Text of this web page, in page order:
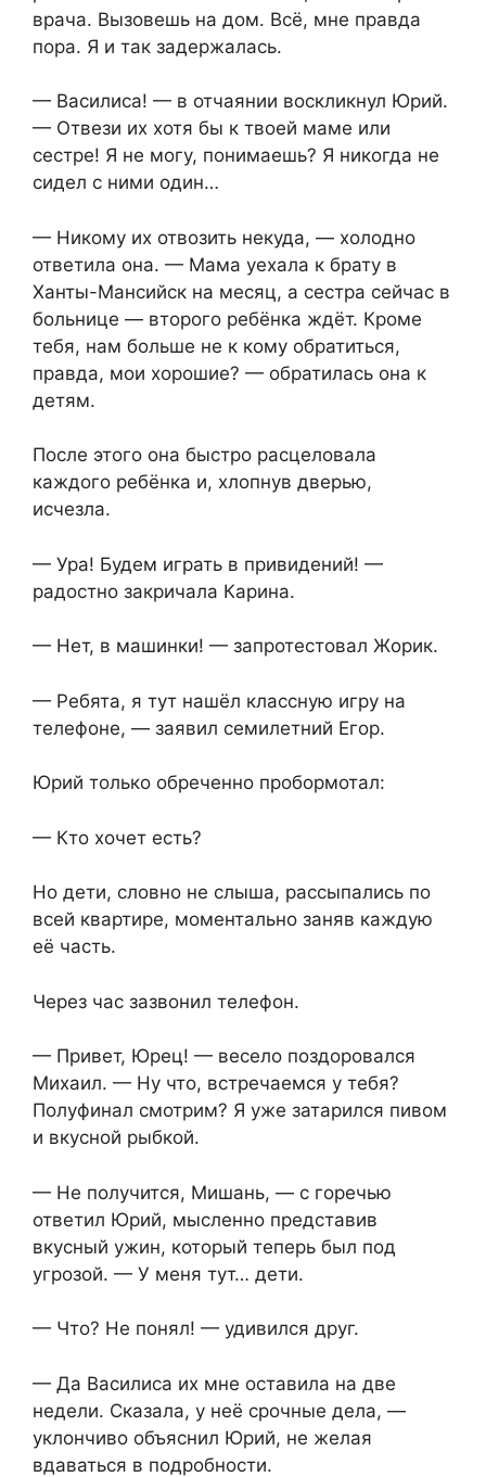
врача. Вызовешь на дом. Всё, мне правда
пора. Я и так задержалась.
— Василиса! — в отчаянии воскликнул Юрий.
— Отвези их хотя бы к твоей маме или
сестре! Я не могу, понимаешь? Я никогда не
сидел с ними один…
— Никому их отвозить некуда, — холодно
ответила она. — Мама уехала к брату в
Ханты-Мансийск на месяц, а сестра сейчас в
больнице — второго ребёнка ждёт. Кроме
тебя, нам больше не к кому обратиться,
правда, мои хорошие? — обратилась она к
детям.
После этого она быстро расцеловала
каждого ребёнка и, хлопнув дверью,
исчезла.
— Ура! Будем играть в привидений! —
радостно закричала Карина.
— Нет, в машинки! — запротестовал Жорик.
— Ребята, я тут нашёл классную игру на
телефоне, — заявил семилетний Егор.
Юрий только обреченно пробормотал:
— Кто хочет есть?
Но дети, словно не слыша, рассыпались по
всей квартире, моментально заняв каждую
её часть.
Через час зазвонил телефон.
— Привет, Юрец! — весело поздоровался
Михаил. — Ну что, встречаемся у тебя?
Полуфинал смотрим? Я уже затарился пивом
и вкусной рыбкой.
— Не получится, Мишань, — с горечью
ответил Юрий, мысленно представив
вкусный ужин, который теперь был под
угрозой. — У меня тут… дети.
— Что? Не понял! — удивился друг.
— Да Василиса их мне оставила на две
недели. Сказала, у неё срочные дела, —
уклончиво объяснил Юрий, не желая
вдаваться в подробности.